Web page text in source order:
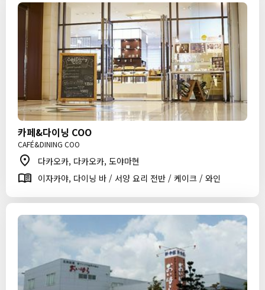
카페&다이닝 COO
CAFÉ&DINING COO
다카오카, 다카오카, 도야마현
이자카야, 다이닝 바 / 서양 요리 전반 / 케이크 / 와인